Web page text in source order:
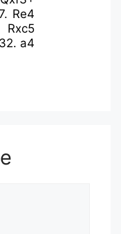
Re4
Rxc5
32. a4